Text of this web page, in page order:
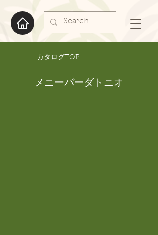
​カタログTOP
メニーバーダトニオ